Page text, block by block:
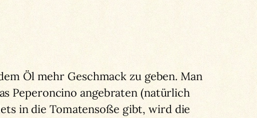
Öl mehr Geschmack zu geben. Man
Peperoncino angebraten (natürlich
in die Tomatensoße gibt, wird die